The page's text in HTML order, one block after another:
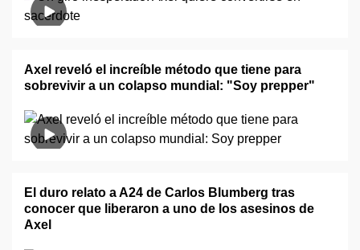
Axel reveló el increíble método que tiene para
sobrevivir a un colapso mundial: "Soy prepper"
El duro relato a A24 de Carlos Blumberg tras
conocer que liberaron a uno de los asesinos de
Axel